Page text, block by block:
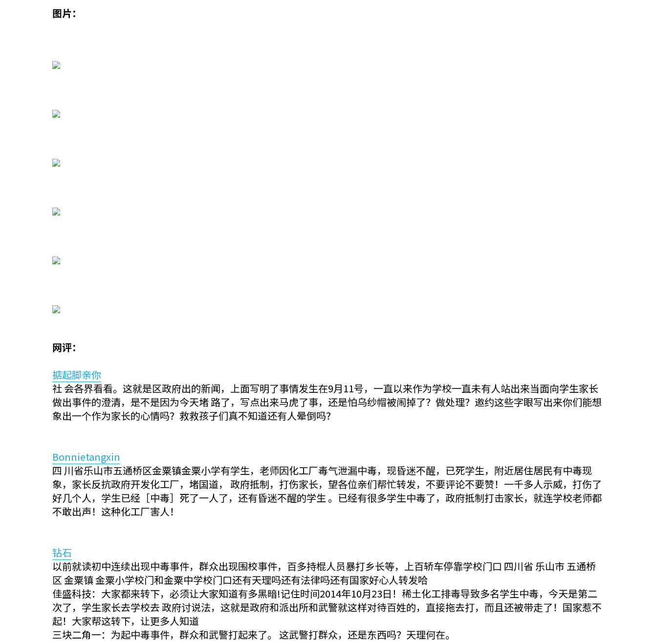
图片：
网评：
掂起脚亲你
社 会各界看看。这就是区政府出的新闻，上面写明了事情发生在9月11号，一直以来作为学校一直未有人站出来当面向学生家长
做出事件的澄清，是不是因为今天堵 路了，写点出来马虎了事，还是怕乌纱帽被闹掉了？做处理？邀约这些字眼写出来你们能想
象出一个作为家长的心情吗？救救孩子们真不知道还有人晕倒吗？
Bonnietangxin
四 川省乐山市五通桥区金粟镇金粟小学有学生，老师因化工厂毒气泄漏中毒，现昏迷不醒，已死学生，附近居住居民有中毒现
象，家长反抗政府开发化工厂，堵国道， 政府抵制，打伤家长，望各位亲们帮忙转发，不要评论不要赞！一千多人示威，打伤了
好几个人，学生已经［中毒］死了一人了，还有昏迷不醒的学生 。已经有很多学生中毒了，政府抵制打击家长，就连学校老师都
不敢出声！这种化工厂害人！
钻石
以前就读初中连续出现中毒事件，群众出现围校事件，百多持棍人员暴打乡长等，上百轿车停靠学校门口 四川省 乐山市 五通桥
区 金粟镇 金粟小学校门和金粟中学校门口还有天理吗还有法律吗还有国家好心人转发哈
佳盛科技：大家都来转下，必须让大家知道有多黑暗!记住时间2014年10月23日！稀土化工排毒导致多名学生中毒，今天是第二
次了，学生家长去学校去 政府讨说法，这就是政府和派出所和武警就这样对待百姓的，直接拖去打，而且还被带走了！国家惹不
起！大家帮这转下，让更多人知道
三块二角一：为起中毒事件，群众和武警打起来了。 这武警打群众，还是东西吗？天理何在。